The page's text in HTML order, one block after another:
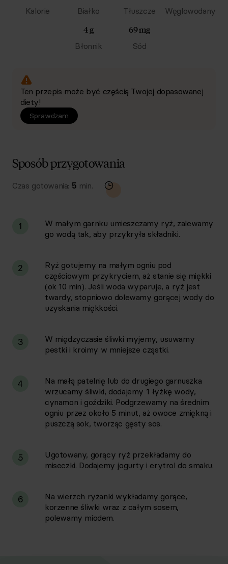
Kalorie Białko Tłuszcze Węglowodany
4 g
Błonnik
69 mg
Sód
Ten przepis może być częścią Twojej dopasowanej
diety!
Sprawdzam
Sposób przygotowania
Czas gotowania: 5 min.
1
W małym garnku umieszczamy ryż, zalewamy
go wodą tak, aby przykryła składniki.
2
Ryż gotujemy na małym ogniu pod
częściowym przykryciem, aż stanie się miękki
(ok 10 min). Jeśli woda wyparuje, a ryż jest
twardy, stopniowo dolewamy gorącej wody do
uzyskania miękkości.
3
W międzyczasie śliwki myjemy, usuwamy
pestki i kroimy w mniejsze cząstki.
4
Na małą patelnię lub do drugiego garnuszka
wrzucamy śliwki, dodajemy 1 łyżkę wody,
cynamon i goździki. Podgrzewamy na średnim
ogniu przez około 5 minut, aż owoce zmiękną i
puszczą sok, tworząc gęsty sos.
5
Ugotowany, gorący ryż przekładamy do
miseczki. Dodajemy jogurty i erytrol do smaku.
6
Na wierzch ryżanki wykładamy gorące,
korzenne śliwki wraz z całym sosem,
polewamy miodem.